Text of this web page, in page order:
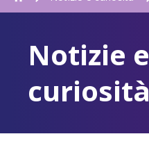
Notizie e
curiosità